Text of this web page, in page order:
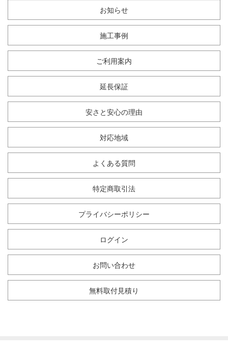
お知らせ
施工事例
ご利用案内
延長保証
安さと安心の理由
対応地域
よくある質問
特定商取引法
プライバシーポリシー
ログイン
お問い合わせ
無料取付見積り